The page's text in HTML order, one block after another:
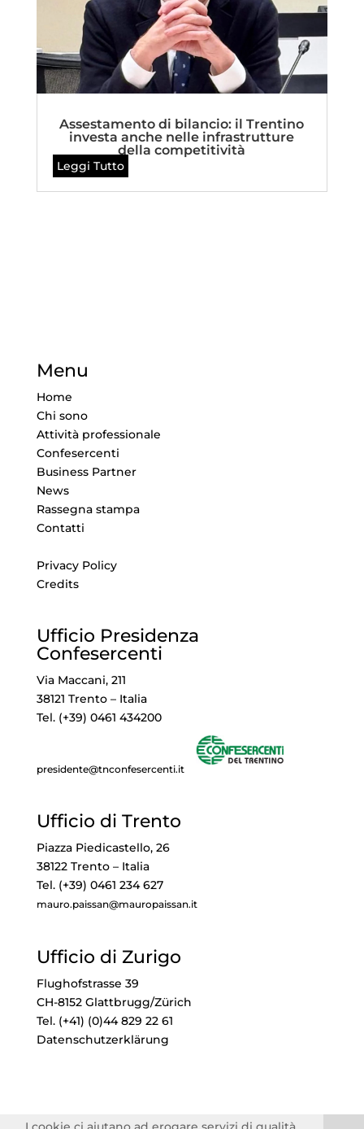
Assestamento di bilancio: il Trentino
investa anche nelle infrastrutture
della competitività
Leggi Tutto
Menu
Home
Chi sono
Attività professionale
Confesercenti
Business Partner
News
Rassegna stampa
Contatti
Privacy Policy
Credits
Ufficio Presidenza
Confesercenti
Via Maccani, 211
38121 Trento – Italia
Tel. (+39) 0461 434200
presidente@tnconfesercenti.it
Ufficio di Trento
Piazza Piedicastello, 26
38122 Trento – Italia
Tel. (+39) 0461 234 627
mauro.paissan@mauropaissan.it
Ufficio di Zurigo
Flughofstrasse 39
CH-8152 Glattbrugg/Zürich
Tel. (+41) (0)44 829 22 61
Datenschutzerklärung